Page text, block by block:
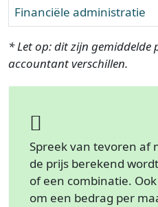
Financiële administratie
* Let op: dit zijn gemiddelde
accountant verschillen.
Spreek van tevoren af
de prijs berekend
of een combinatie.
om een bedrag per